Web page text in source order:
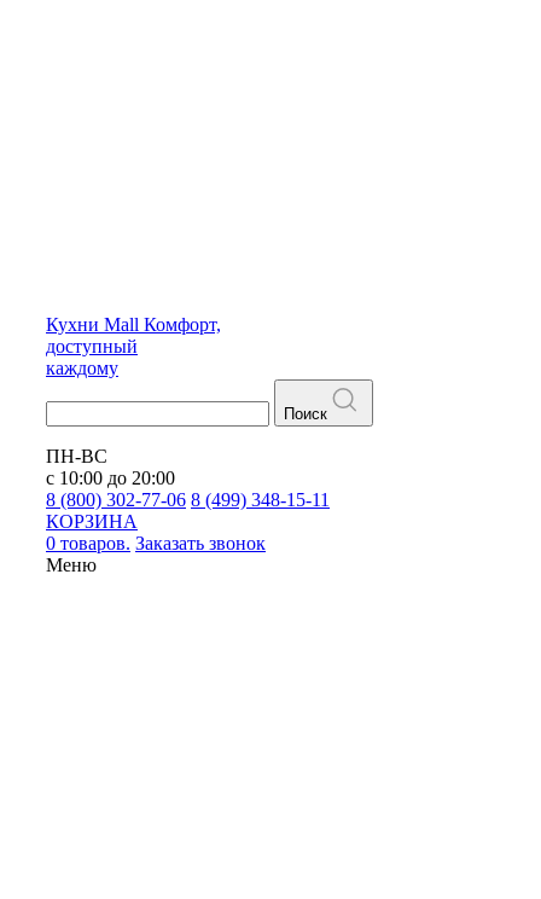
Кухни Mall Комфорт,
доступный
каждому
Поиск
ПН-ВС
с 10:00 до 20:00
8 (800) 302-77-06 8 (499) 348-15-11
КОРЗИНА
0 товаров. Заказать звонок
Меню